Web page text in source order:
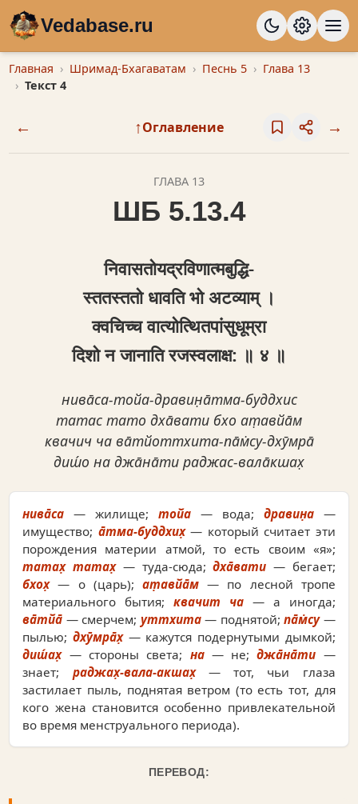
Vedabase.ru
Главная Шримад-Бхагаватам Песнь 5
Глава 13
Текст 4
← ↑Оглавление →
ГЛАВА 13
ШБ 5.13.4
निवासतोयद्रविणात्मबुद्धि-
स्ततस्ततो धावति भो अटव्याम् ।
क्‍वचिच्च वात्योत्थितपांसुधूम्रा
दिशो न जानाति रजस्वलाक्ष: ॥ ४ ॥
нива̄са-тойа-дравин̣а̄тма-буддхис
татас тато дха̄вати бхо ат̣авйа̄м
квачич ча ва̄тйоттхита-па̄м̇су-дхӯмра̄
диш́о на джа̄на̄ти раджас-вала̄кшах̣
нива̄са — жилище;тойа — вода; дравин̣а—
имущество; а̄тма-буддхих̣— который считает эти
порождения материи атмой, то есть своим «я»;
татах̣ татах̣— туда-сюда;дха̄вати — бегает;
бхох̣— о (царь); ат̣авйа̄м — по лесной тропе
материального бытия;квачит ча — а иногда;
ва̄тйа̄ — смерчем; уттхита— поднятой;па̄м̇су—
пылью; дхӯмра̄х̣— кажутся подернутыми дымкой;
диш́ах̣— стороны света; на— не;джа̄на̄ти —
знает; раджах̣-вала-акшах̣— тот, чьи глаза
застилает пыль, поднятая ветром (то есть тот, для
кого жена становится особенно привлекательной
во время менструального периода).
ПЕРЕВОД: